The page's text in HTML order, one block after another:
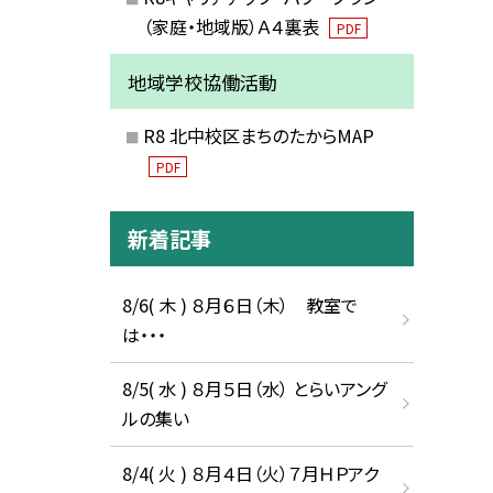
（家庭・地域版）Ａ４裏表
PDF
地域学校協働活動
R8 北中校区まちのたからMAP
PDF
新着記事
8/6( 木 ) ８月６日（木） 教室で
は・・・
8/5( 水 ) ８月５日（水） とらいアング
ルの集い
8/4( 火 ) ８月４日（火）７月ＨＰアク